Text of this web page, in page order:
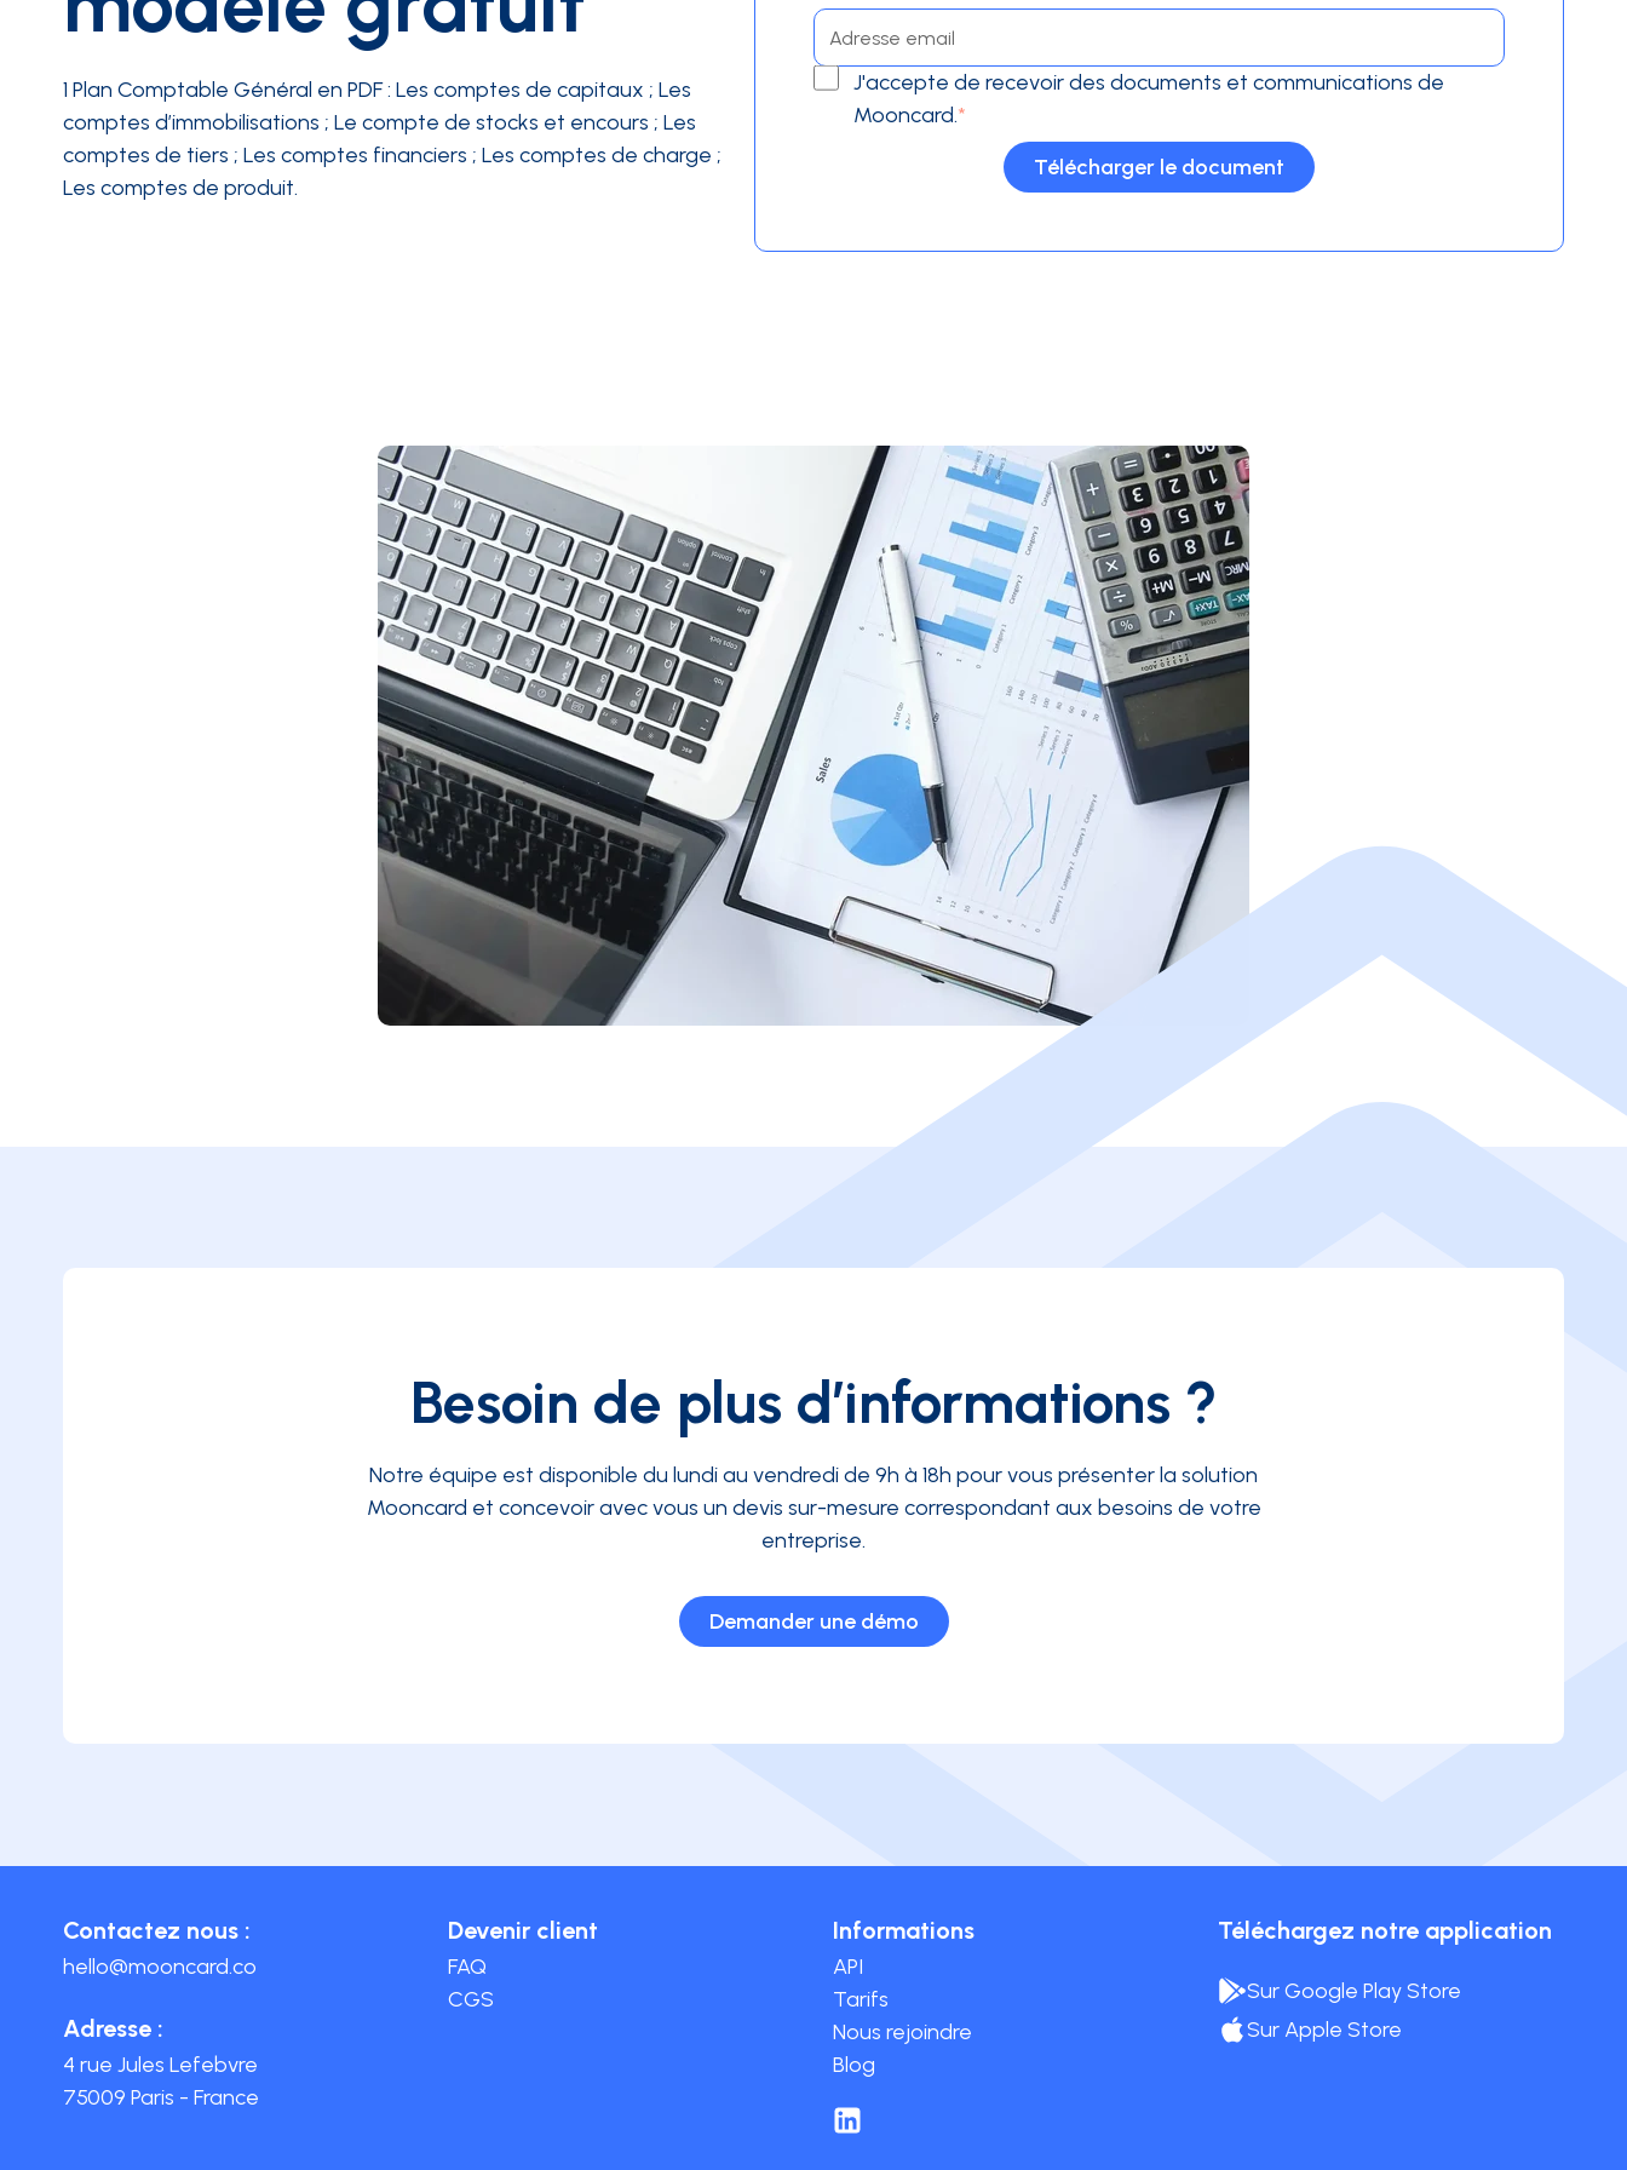
1 Plan Comptable Général en PDF : Les comptes de capitaux ; Les
comptes d’immobilisations ; Le compte de stocks et encours ; Les
comptes de tiers ; Les comptes financiers ; Les comptes de charge ;
Les comptes de produit.
J'accepte de recevoir des documents et communications de
Mooncard.*
Télécharger le document
Besoin de plus d’informations ?
Notre équipe est disponible du lundi au vendredi de 9h à 18h pour vous présenter la solution
Mooncard et concevoir avec vous un devis sur-mesure correspondant aux besoins de votre
entreprise.
Demander une démo
Contactez nous :
hello@mooncard.co
Adresse :
4 rue Jules Lefebvre
75009 Paris - France
Devenir client
FAQ
CGS
Informations
API
Tarifs
Nous rejoindre
Blog
Téléchargez notre application
Sur Google Play Store
Sur Apple Store